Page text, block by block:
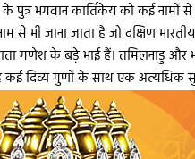
के पुत्र भगवान कार्तिकेय को कई
से भी जाना जाता है जो दक्षिण
दाता गणेश के बड़े भाई हैं। तमिलनाडु
कई दिव्य गुणों के साथ एक अत्यधिक